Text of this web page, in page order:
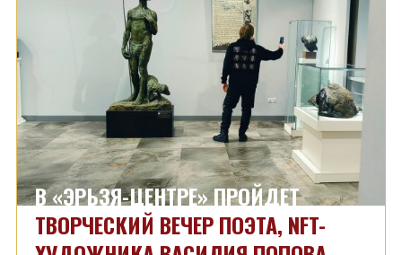
В «ЭРЬЗЯ-ЦЕНТРЕ» ПРОЙДЕТ
ТВОРЧЕСКИЙ ВЕЧЕР ПОЭТА, NFT-